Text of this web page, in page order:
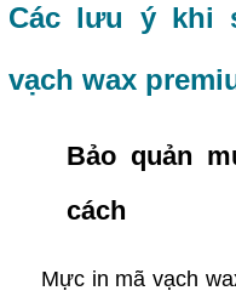
Các lưu ý khi
vạch wax
Bảo quản
cách
Mực in mã vạch